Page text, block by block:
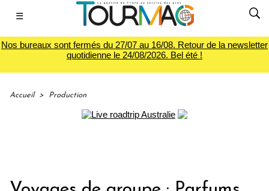
☰
Nos bureaux sont fermés du 27/07 au 16/08. Retour de la newsletter
quotidienne le 24/08/2026. Bel été !
Accueil > Production